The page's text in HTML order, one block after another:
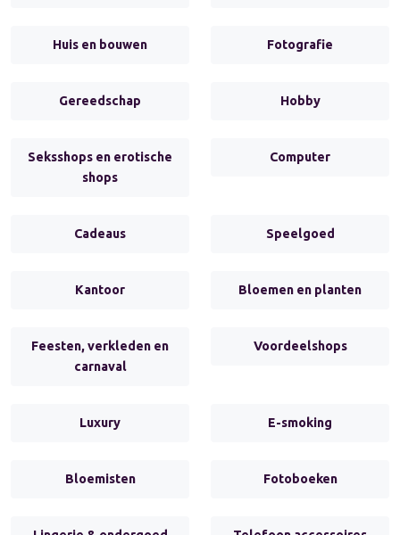
Huis en bouwen Fotografie
Gereedschap Hobby
Seksshops en erotische
shops
Computer
Cadeaus Speelgoed
Kantoor Bloemen en planten
Feesten, verkleden en
carnaval
Voordeelshops
Luxury E-smoking
Bloemisten Fotoboeken